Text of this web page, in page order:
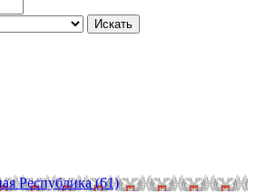
Искать
Республика (61)